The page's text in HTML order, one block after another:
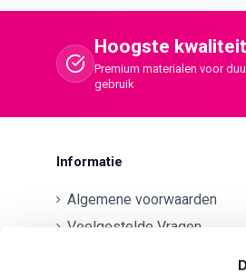
Hoogste kwaliteit
Premium materialen voor
gebruik
Informatie
Algemene voorwaarden
Veelgestelde Vragen